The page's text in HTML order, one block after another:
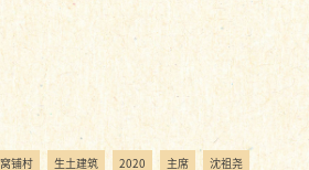
铺村 生土建筑 2020 主席 沈祖尧